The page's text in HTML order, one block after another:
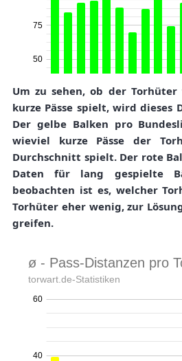
Um zu sehen, ob der
kurze Pässe spielt, wird dieses
Der gelbe Balken pro
wieviel kurze Pässe der
Durchschnitt spielt. Der rote
Daten für lang gespielte
beobachten ist es, welcher
Torhüter eher wenig, zur
greifen.